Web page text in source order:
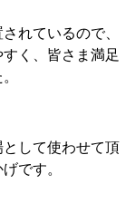
れているので、
く、皆さま満足
して使わせて頂
です。